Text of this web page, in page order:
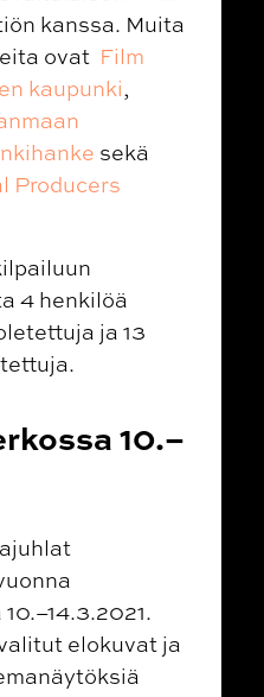
kanssa. Muita
ovat Film
kaupunki,
sekä
Producers
4 henkilöä
ja 13
10.–
elokuvat ja